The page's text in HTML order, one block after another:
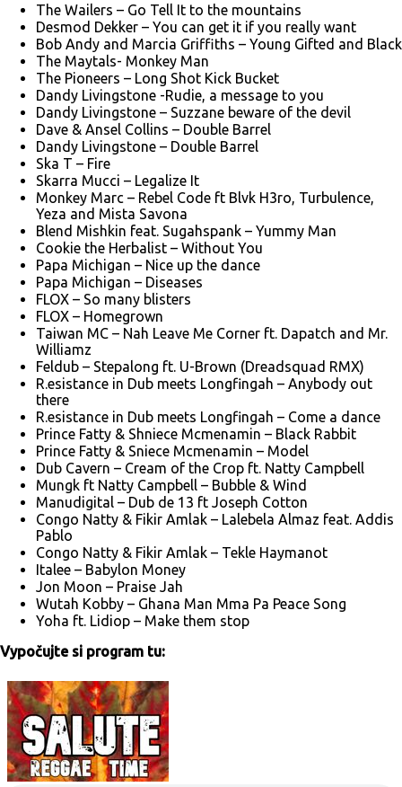
The Wailers – Go Tell It to the mountains
Desmod Dekker – You can get it if you really want
Bob Andy and Marcia Griffiths – Young Gifted and Black
The Maytals- Monkey Man
The Pioneers – Long Shot Kick Bucket
Dandy Livingstone -Rudie, a message to you
Dandy Livingstone – Suzzane beware of the devil
Dave & Ansel Collins – Double Barrel
Dandy Livingstone – Double Barrel
Ska T – Fire
Skarra Mucci – Legalize It
Monkey Marc – Rebel Code ft Blvk H3ro, Turbulence,
Yeza and Mista Savona
Blend Mishkin feat. Sugahspank – Yummy Man
Cookie the Herbalist – Without You
Papa Michigan – Nice up the dance
Papa Michigan – Diseases
FLOX – So many blisters
FLOX – Homegrown
Taiwan MC – Nah Leave Me Corner ft. Dapatch and Mr.
Williamz
Feldub – Stepalong ft. U-Brown (Dreadsquad RMX)
R.esistance in Dub meets Longfingah – Anybody out
there
R.esistance in Dub meets Longfingah – Come a dance
Prince Fatty & Shniece Mcmenamin – Black Rabbit
Prince Fatty & Sniece Mcmenamin – Model
Dub Cavern – Cream of the Crop ft. Natty Campbell
Mungk ft Natty Campbell – Bubble & Wind
Manudigital – Dub de 13 ft Joseph Cotton
Congo Natty & Fikir Amlak – Lalebela Almaz feat. Addis
Pablo
Congo Natty & Fikir Amlak – Tekle Haymanot
Italee – Babylon Money
Jon Moon – Praise Jah
Wutah Kobby – Ghana Man Mma Pa Peace Song
Yoha ft. Lidiop – Make them stop
Vypočujte si program tu: